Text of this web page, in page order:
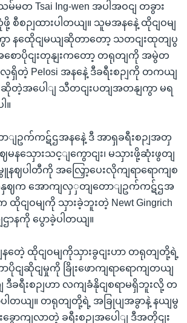
မ်မတ Tsai Ing-wen အပါအဝငျ တခွား
စဉျထားပါတယျ။ သူမအနနေဲ့ ထိုငျဝမျ
ာ နထေိုငျမယျဆိုတာတော့ သတငျးထုတျပွ
အစောပိုငျးတုနျးကတော့ တရုတျကို အမွဲတ
လေ့ရှိတဲ့ Pelosi အနနေဲ့ ဒီခရီးစဉျကို တကယျ
ဆိုတဲ့အပေါျ သီတငျးပတျအတနျကွာ မရ
။
ဥက်ကဋ်ဌအနနေဲ့ ဒီ အာရှခရီးစဉျအတှ
ဈမနသှေားသင့ျကွောငျး၊ မသှားဖို့ဆုံးဖွတျ
နဈပါတီကို အလြှော့ပေးလိုကျရာရောကျစ
ခုနှဈက အောကျလှှတျတောျဥက်ကဋ်ဌအ
ထိုငျဝမျကို သှားခဲ့ဘူးတဲ့ Newt Gingrich
နကို ပွောခဲ့ပါတယျ။
နတေဲ့ ထိုငျဝမျကိုသှားခွငျးဟာ တရုတျတို့ရဲ့
ပိုငျဆိုငျမှုကို ခြိုးဖောကျရာရောကျတယျ
းစဉျဟာ လကျခံနိုငျစရာမရှိဘူးလို့ တ
ါတယျ။ တရုတျတို့ရဲ့ အခြုပျအခွာနဲ့ နယျမွ
ခွောကျလာတဲ့ ခရီးစဉျအပေါျ ဒီအတိုငျး